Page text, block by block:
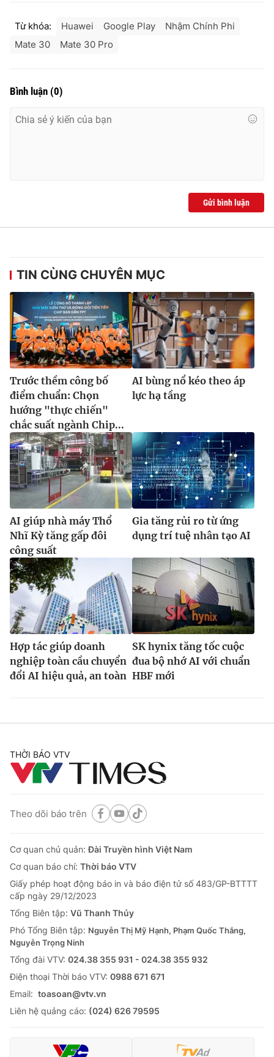
Từ khóa: Huawei Google Play
Nhậm Chính Phi
Mate 30
Mate 30 Pro
Bình luận (0)
Gửi bình luận
TIN CÙNG CHUYÊN MỤC
Trước thềm công bố
điểm chuẩn: Chọn
hướng "thực chiến"
chắc suất ngành Chip...
AI bùng nổ kéo theo áp
lực hạ tầng
AI giúp nhà máy Thổ
Nhĩ Kỳ tăng gấp đôi
công suất
Gia tăng rủi ro từ ứng
dụng trí tuệ nhân tạo AI
Hợp tác giúp doanh
nghiệp toàn cầu chuyển
đổi AI hiệu quả, an toàn
SK hynix tăng tốc cuộc
đua bộ nhớ AI với chuẩn
HBF mới
THỜI BÁO VTV
Theo dõi báo trên
Cơ quan chủ quản:Đài Truyền hình Việt Nam
Cơ quan báo chí: Thời báo VTV
Giấy phép hoạt động báo in và báo điện tử số 483/GP-BTTTT
cấp ngày 29/12/2023
Tổng Biên tập: Vũ Thanh Thủy
Phó Tổng Biên tập: Nguyễn Thị Mỹ Hạnh, Phạm Quốc Thắng,
Nguyễn Trọng Ninh
Tổng đài VTV: 024.38 355 931 - 024.38 355 932
Ðiện thoại Thời báo VTV: 0988 671 671
Email: toasoan@vtv.vn
Liên hệ quảng cáo: (024) 626 79595